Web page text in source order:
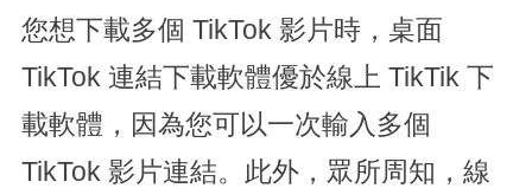
您想下載多個 TikTok 影片時，桌面
TikTok 連結下載軟體優於線上 TikTik 下
載軟體，因為您可以一次輸入多個
TikTok 影片連結。此外，眾所周知，線